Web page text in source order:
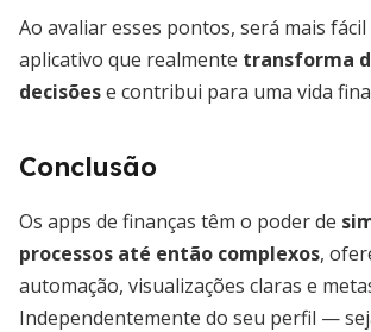
Ao avaliar esses pontos, será mais
aplicativo que realmente transforma
decisõese contribui para uma vida
Conclusão
Os apps de finanças têm o poder de
processos até então complexos,
automação, visualizações claras e
Independentemente do seu perfil —